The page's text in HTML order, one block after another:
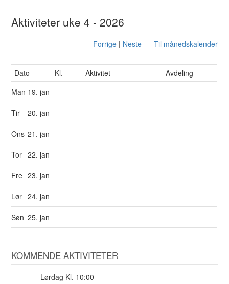
Aktiviteter uke 4 - 2026
Forrige| Neste Til månedskalender
Dato Kl. Aktivitet
Avdeling
Man 19. jan
Tir 20. jan
Ons 21. jan
Tor 22. jan
Fre 23. jan
Lør 24. jan
Søn 25. jan
KOMMENDE AKTIVITETER
Lørdag Kl. 10:00